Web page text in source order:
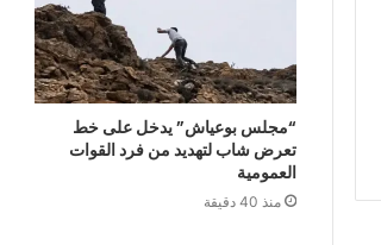
“مجلس بوعياش” يدخل على خط
تعرض شاب لتهديد من فرد القوات
العمومية
منذ 40 دقيقة